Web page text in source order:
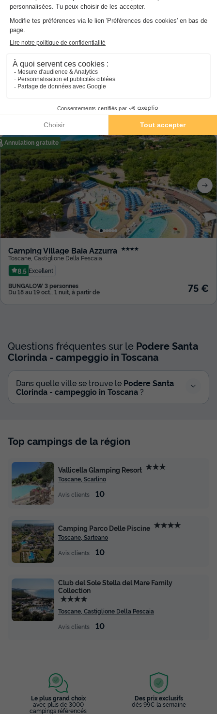
Gitavillage Le Marze
Toscane,Grosseto
TENTE 6 personnes
39 €
Annulation gratuite
Camping Village Baia Azzurra ★★★★
Toscane Castiglione Della Pescaia
8.5 Excellent
BUNGALOW 3 personnes
Du 18 au 19 oct., 1 nuit, à partir de 75 €
Questions fréquentes sur le Podere Santa
Clorinda - campeggio in Toscana
Dans quelle ville se trouve le Podere Santa
Clorinda - campeggio in Toscana ?
Top campings de la région
Vallicella Glamping Resort ★★★
Toscane, Scarlino
Avis clients
10
Camping Parco Delle Piscine ★★★★
Toscane, Sarteano
Avis clients
10
Club del Sole Stella del Mare Family
Collection
★★★★
Toscane, Castiglione Della Pescaia
Avis clients
10
Le plus grand choix
avec plus de 3000
campings référencés
Des prix exclusifs
dès 99€ la semaine